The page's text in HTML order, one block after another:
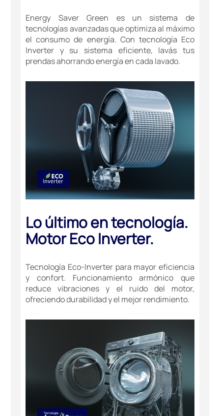
Energy Saver Green es un sistema de
tecnologías avanzadas que optimiza al máximo
el consumo de energía. Con tecnología Eco
Inverter y su sistema eficiente, lavás tus
prendas ahorrando energía en cada lavado.
Lo último en tecnología.
Motor Eco Inverter.
Tecnología Eco-Inverter para mayor eficiencia
y confort. Funcionamiento armónico que
reduce vibraciones y el ruido del motor,
ofreciendo durabilidad y el mejor rendimiento.